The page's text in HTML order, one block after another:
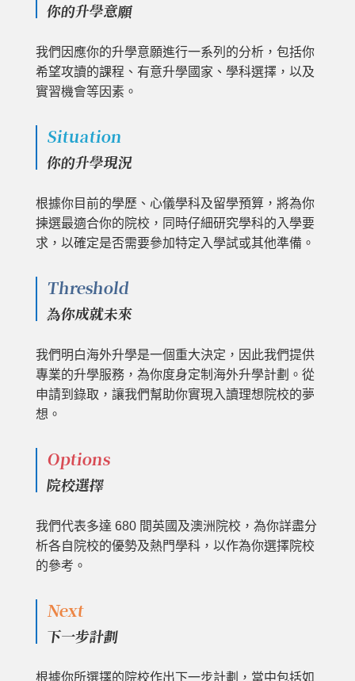
你的升學意願
我們因應你的升學意願進行一系列的分析，包括你
希望攻讀的課程、有意升學國家、學科選擇，以及
實習機會等因素。
Situation
你的升學現況
根據你目前的學歷、心儀學科及留學預算，將為你
揀選最適合你的院校，同時仔細研究學科的入學要
求，以確定是否需要參加特定入學試或其他準備。
Threshold
為你成就未來
我們明白海外升學是一個重大決定，因此我們提供
專業的升學服務，為你度身定制海外升學計劃。從
申請到錄取，讓我們幫助你實現入讀理想院校的夢
想。
Options
院校選擇
我們代表多達 680 間英國及澳洲院校，為你詳盡分
析各自院校的優勢及熱門學科，以作為你選擇院校
的參考。
Next
下一步計劃
根據你所選擇的院校作出下一步計劃，當中包括如